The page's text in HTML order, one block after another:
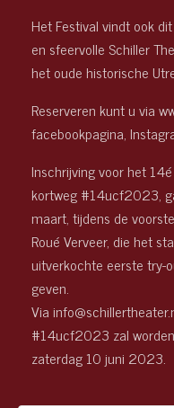
Het Festival vindt ook
en sfeervolle Schiller
het oude historische
Reserveren kunt u via
facebookpagina,
Inschrijving voor het
kortweg #14ucf2023,
maart, tijdens de
Roué Verveer, die het
uitverkochte eerste try-
geven.
Via
#14ucf2023 zal
zaterdag 10 juni 2023.